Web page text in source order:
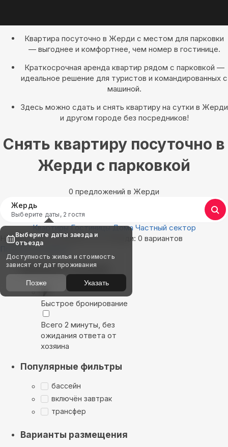
Квартира посуточно в Жерди с местом для парковки
— выгоднее и комфортнее, чем номер в гостинице.
Краткосрочная аренда квартир рядом с парковкой —
идеальное решение для туристов и командированных с
машиной.
Здесь можно сдать и снять квартиру на сутки в Жерди
и другом городе без посредников!
Снять квартиру посуточно в
Жерди с парковкой
0 предложений в Жерди
Жердь
Выберите даты, 2 гостя
Квартиры Гостиницы Дома Частный сектор
Найдём, где остановиться в Жерди: 0 вариантов
Показать на карте
Выбирайте лучшее
Быстрое бронирование
Всего 2 минуты, без
ожидания ответа от
хозяина
Популярные фильтры
бассейн
включён завтрак
трансфер
Варианты размещения
Выберите даты заезда и
отъезда
Доступность жилья и стоимость
зависят от дат проживания
Позже Указать